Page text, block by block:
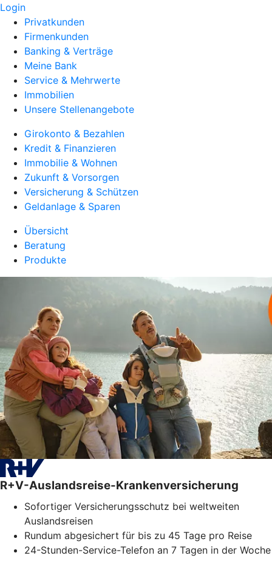
Login
Privatkunden
Firmenkunden
Banking & Verträge
Meine Bank
Service & Mehrwerte
Immobilien
Unsere Stellenangebote
Girokonto & Bezahlen
Kredit & Finanzieren
Immobilie & Wohnen
Zukunft & Vorsorgen
Versicherung & Schützen
Geldanlage & Sparen
Übersicht
Beratung
Produkte
R+V-Auslandsreise-Krankenversicherung
Sofortiger Versicherungsschutz bei weltweiten
Auslandsreisen
Rundum abgesichert für bis zu 45 Tage pro Reise
24-Stunden-Service-Telefon an 7 Tagen in der Woche